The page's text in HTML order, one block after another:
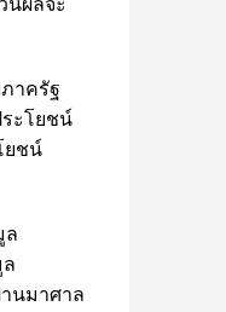
าครัฐ
ะโยชน์
ยชน์
ล
นมาศาล